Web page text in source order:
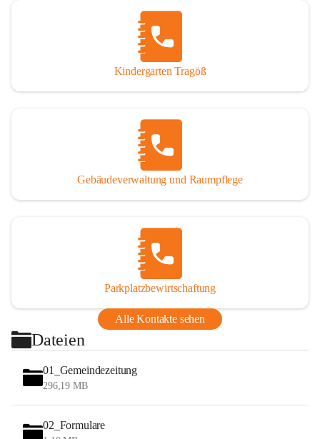
Thörl, Kapfenberg, Bruck an der Mur, Proleb, Trofaiach,
Eisenerz, Vordernberg und Wildalpen
Bruck-MürzzuschlagKindergarten Tragöß
Gebäudeverwaltung und Raumpflege
Parkplatzbewirtschaftung
Alle Kontakte sehen
Dateien
01_Gemeindezeitung
296,19 MB
02_Formulare